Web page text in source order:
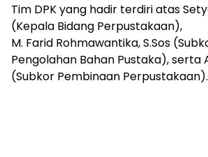
Tim DPK yang hadir terdiri atas
(Kepala Bidang Perpustakaan),
M. Farid Rohmawantika, S.Sos
Pengolahan Bahan Pustaka), serta
(Subkor Pembinaan Perpustakaan).